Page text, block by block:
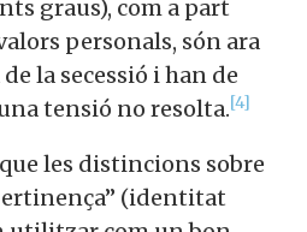
graus), com a part
personals, són ara
la secessió i han de
tensió no resolta.[4]
les distincions sobre
(identitat